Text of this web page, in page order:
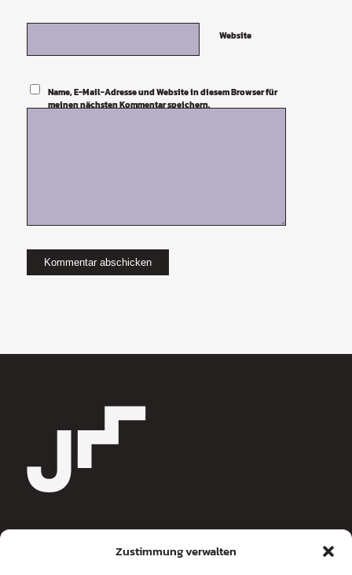
Zustimmung verwalten
Website
Name, E-Mail-Adresse und Website in diesem Browser für
meinen nächsten Kommentar speichern.